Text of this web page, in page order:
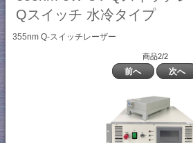
Qスイッチ 水冷タイプ
355nm Q-スイッチレーザー
商品2/2
前へ 次へ